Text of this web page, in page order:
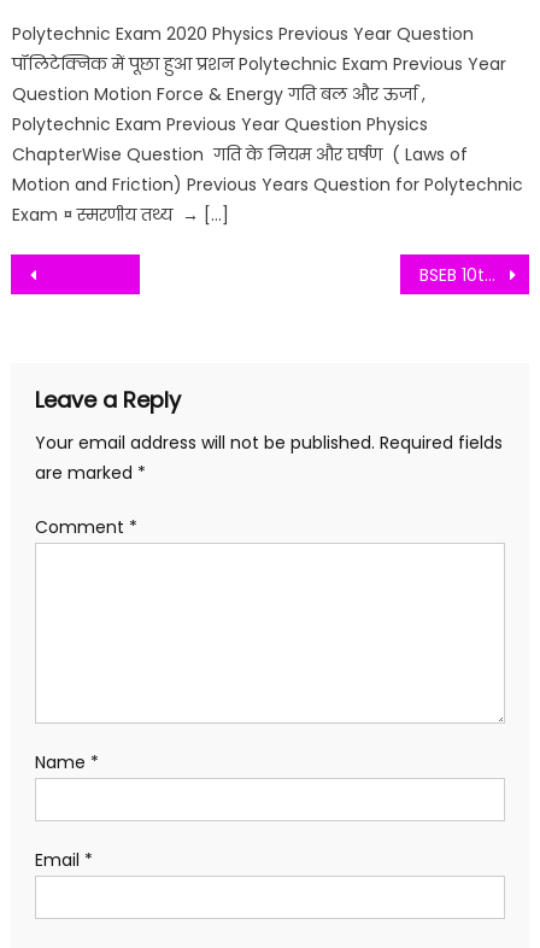
Polytechnic Exam 2020 Physics Previous Year Question
पॉलिटेक्निक में पूछा हुआ प्रशन Polytechnic Exam Previous Year
Question Motion Force & Energy गति बल और ऊर्जा ,
Polytechnic Exam Previous Year Question Physics
ChapterWise Question गति के नियम और घर्षण ( Laws of
Motion and Friction) Previous Years Question for Polytechnic
Exam ¤ स्मरणीय तथ्य → […]
Post
BSEB 10th Matric Exam 2021 Objective Answer Key Bihar Board 10th Result Update
Leave a Reply
Your email address will not be published. Required fields
are marked *
Comment *
Name *
Email *